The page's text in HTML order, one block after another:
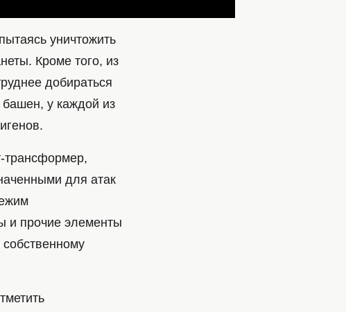
уничтожить
Кроме того, из
добираться
у каждой из
трансформер,
для атак
и прочие элементы